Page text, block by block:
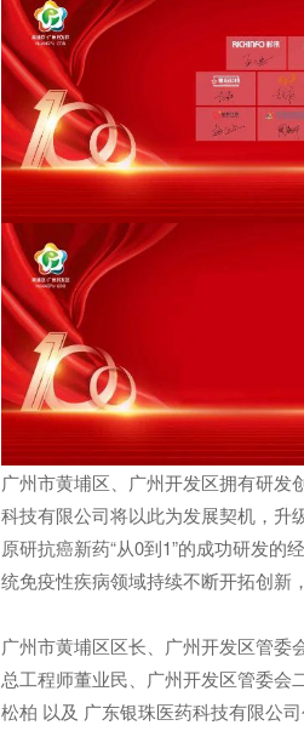
广州市黄埔区、广州开发区拥有研
科技有限公司将以此为发展契机，升
原研抗癌新药“从0到1”的成功研发的
统免疫性疾病领域持续不断开拓创新
广州市黄埔区区长、广州开发区管
总工程师董业民、广州开发区管委会
松柏 以及 广东银珠医药科技有限公